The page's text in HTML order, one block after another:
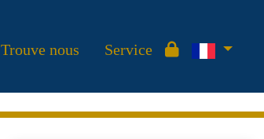
Trouve nous Service